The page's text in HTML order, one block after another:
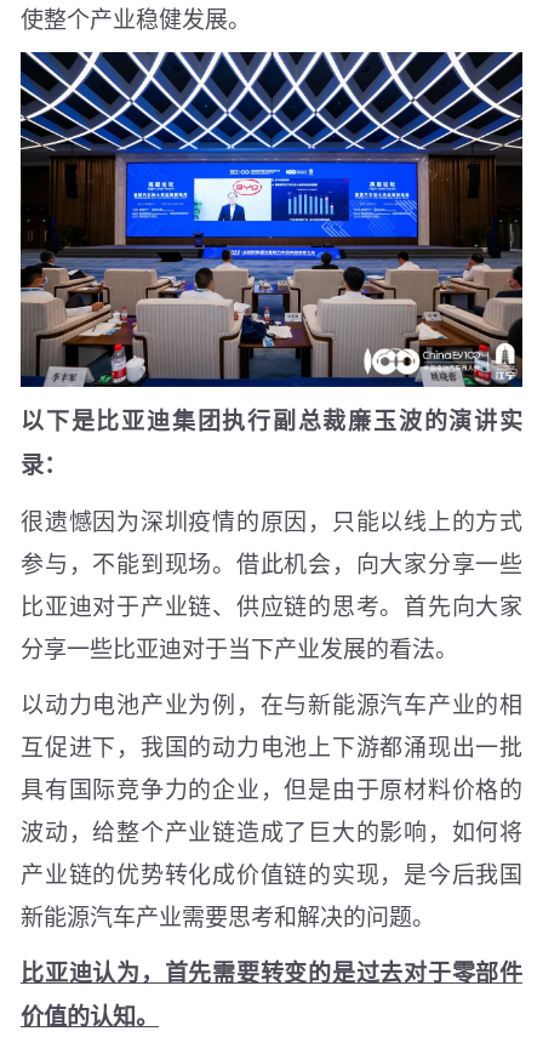
使整个产业稳健发展。
以下是比亚迪集团执行副总裁廉玉波的演讲实
录：
很遗憾因为深圳疫情的原因，只能以线上的方式
参与，不能到现场。借此机会，向大家分享一些
比亚迪对于产业链、供应链的思考。首先向大家
分享一些比亚迪对于当下产业发展的看法。
以动力电池产业为例，在与新能源汽车产业的相
互促进下，我国的动力电池上下游都涌现出一批
具有国际竞争力的企业，但是由于原材料价格的
波动，给整个产业链造成了巨大的影响，如何将
产业链的优势转化成价值链的实现，是今后我国
新能源汽车产业需要思考和解决的问题。
比亚迪认为，首先需要转变的是过去对于零部件
价值的认知。